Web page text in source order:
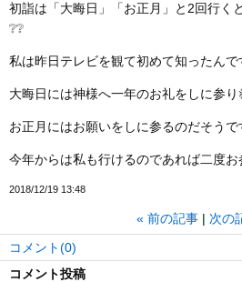
初詣は「大晦日」「お正月」と2回行く
❔❔
私は昨日テレビを観て初めて知ったんで
大晦日には神様へ一年のお礼をしに参り
お正月にはお願いをしに参るのだそうで
今年からは私も行けるのであれば二度
2018/12/19 13:48
« 前の記事 次の
コメント(0)
コメント投稿